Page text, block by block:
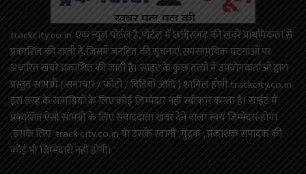
trackcity.co.in एक न्यूज़ पोर्टल है,पोर्टल में छत्तीसगढ़ की खबरें प्राथमिकता से
प्रकाशित की जाती है,जिसमें जनहित की सूचनाएं,समसामयिक घटनाओं पर
अधारित खबरें प्रकाशित की जाती है। साइट के कुछ तत्वों में उपयोगकर्ताओं द्वारा
प्रस्तुत सामग्री ( समाचार / फोटो / विडियो आदि ) शामिल होगी.trackcity.co.in
इस तरह के सामग्रियों के लिए कोई ज़िम्मेदार नहीं स्वीकार करता है। साईट में
प्रकाशित ऐसी सामग्री के लिए संवाददाता खबर देने वाला स्वयं जिम्मेदार होगा
,इसके लिए track city.co.in या उसके स्वामी ,मुद्रक , प्रकाशक संपादक की
कोई भी जिम्मेदारी नहीं होगी।